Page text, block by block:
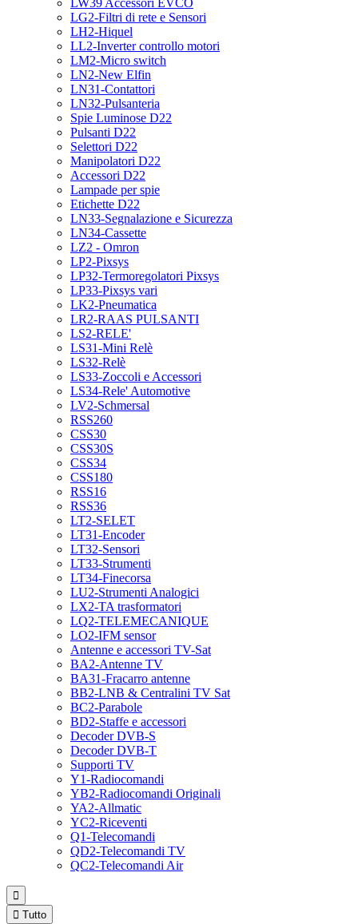
LW39 Accessori EVCO
LG2-Filtri di rete e Sensori
LH2-Hiquel
LL2-Inverter controllo motori
LM2-Micro switch
LN2-New Elfin
LN31-Contattori
LN32-Pulsanteria
Spie Luminose D22
Pulsanti D22
Selettori D22
Manipolatori D22
Accessori D22
Lampade per spie
Etichette D22
LN33-Segnalazione e Sicurezza
LN34-Cassette
LZ2 - Omron
LP2-Pixsys
LP32-Termoregolatori Pixsys
LP33-Pixsys vari
LK2-Pneumatica
LR2-RAAS PULSANTI
LS2-RELE'
LS31-Mini Relè
LS32-Relè
LS33-Zoccoli e Accessori
LS34-Rele' Automotive
LV2-Schmersal
RSS260
CSS30
CSS30S
CSS34
CSS180
RSS16
RSS36
LT2-SELET
LT31-Encoder
LT32-Sensori
LT33-Strumenti
LT34-Finecorsa
LU2-Strumenti Analogici
LX2-TA trasformatori
LQ2-TELEMECANIQUE
LO2-IFM sensor
Antenne e accessori TV-Sat
BA2-Antenne TV
BA31-Fracarro antenne
BB2-LNB & Centralini TV Sat
BC2-Parabole
BD2-Staffe e accessori
Decoder DVB-S
Decoder DVB-T
Supporti TV
Y1-Radiocomandi
YB2-Radiocomandi Originali
YA2-Allmatic
YC2-Riceventi
Q1-Telecomandi
QD2-Telecomandi TV
QC2-Telecomandi Air

 Tutto